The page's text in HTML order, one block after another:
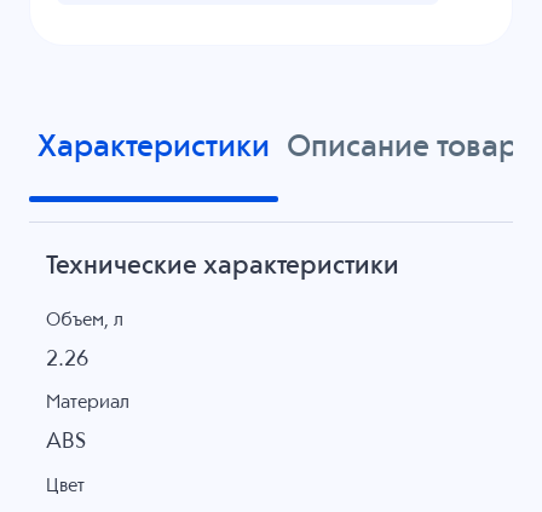
Характеристики Описание товара
Технические характеристики
Объем, л
2.26
Материал
ABS
Цвет